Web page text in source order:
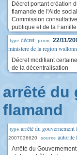
Décret portant création
flamande de l'Aide
Commission
publique et de la Famille
type décret prom. 22/11/
ministere de la region
Décret modifiant
de la décentralisation
arrêté du
flamand
type arrêté du gouvernement
2007036620 source autorite
Arrêté du